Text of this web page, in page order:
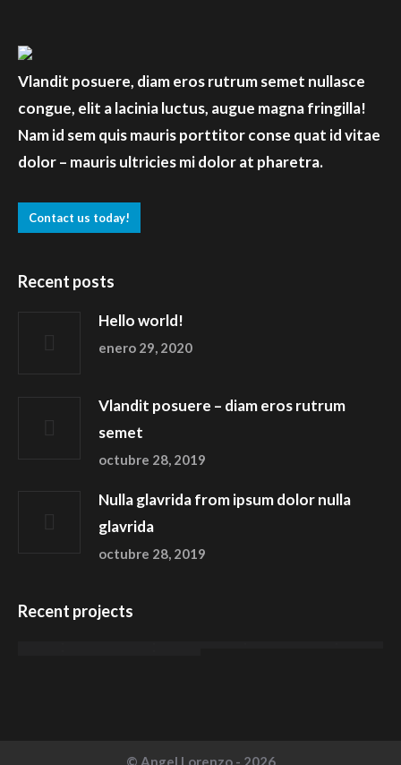
Vlandit posuere, diam eros rutrum semet nullasce
congue, elit a lacinia luctus, augue magna fringilla!
Nam id sem quis mauris porttitor conse quat id vitae
dolor – mauris ultricies mi dolor at pharetra.
Contact us today!
Recent posts
Hello world!
enero 29, 2020
Vlandit posuere – diam eros rutrum
semet
octubre 28, 2019
Nulla glavrida from ipsum dolor nulla
glavrida
octubre 28, 2019
Recent projects
© Angel Lorenzo - 2026